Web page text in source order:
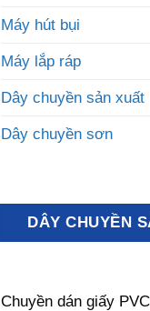
Máy hút bụi
Máy lắp ráp
Dây chuyền sản xuất
Dây chuyền sơn
DÂY CHUYỀN
Chuyền dán giấy